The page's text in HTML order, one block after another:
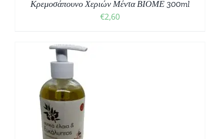
Κρεμοσάπουνο Χεριών Μέντα ΒΙΟΜΕ 300ml
€2,60